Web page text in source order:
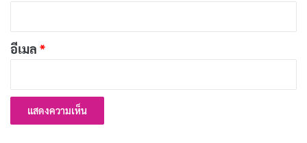
อีเมล *